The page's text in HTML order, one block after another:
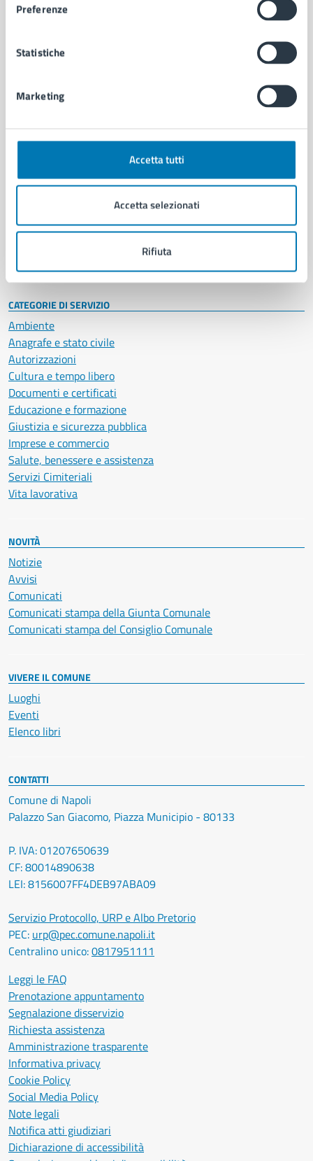
Preferenze
Statistiche
Marketing
Accetta tutti
Accetta selezionati
Rifiuta
Comune di Napoli
AMMINISTRAZIONE
Organi di governo
Enti e fondazioni
Personale amministrativo
Intranet, posta aziendale e protocollo
CATEGORIE DI SERVIZIO
Ambiente
Anagrafe e stato civile
Autorizzazioni
Cultura e tempo libero
Documenti e certificati
Educazione e formazione
Giustizia e sicurezza pubblica
Imprese e commercio
Salute, benessere e assistenza
Servizi Cimiteriali
Vita lavorativa
NOVITÀ
Notizie
Avvisi
Comunicati
Comunicati stampa della Giunta Comunale
Comunicati stampa del Consiglio Comunale
VIVERE IL COMUNE
Luoghi
Eventi
Elenco libri
CONTATTI
Comune di Napoli
Palazzo San Giacomo, Piazza Municipio - 80133
P. IVA: 01207650639
CF: 80014890638
LEI: 8156007FF4DEB97ABA09
Servizio Protocollo, URP e Albo Pretorio
PEC: urp@pec.comune.napoli.it
Centralino unico:0817951111
Leggi le FAQ
Prenotazione appuntamento
Segnalazione disservizio
Richiesta assistenza
Amministrazione trasparente
Informativa privacy
Cookie Policy
Social Media Policy
Note legali
Notifica atti giudiziari
Dichiarazione di accessibilità